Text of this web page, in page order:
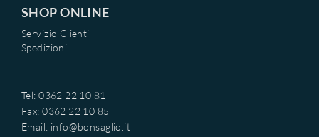
SHOP ONLINE
Servizio Clienti
Spedizioni
Tel: 0362 22 10 81
Fax: 0362 22 10 85
Email: info@bonsaglio.it